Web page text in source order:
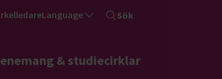
Language Sök
& studiecirklar